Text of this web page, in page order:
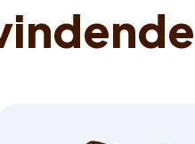
indende